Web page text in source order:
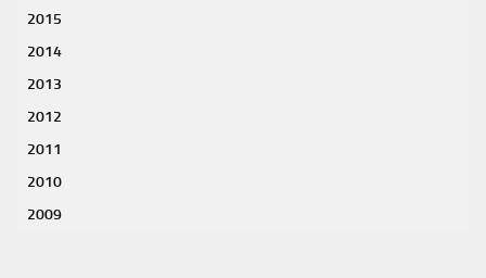
2015
2014
2013
2012
2011
2010
2009